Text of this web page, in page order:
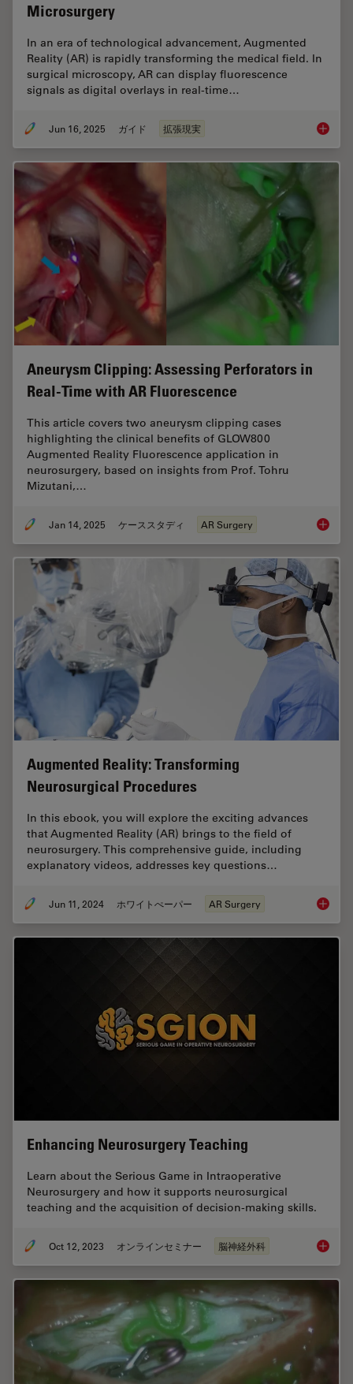
Microsurgery
In an era of technological advancement, Augmented
Reality (AR) is rapidly transforming the medical field. In
surgical microscopy, AR can display fluorescence
signals as digital overlays in real-time…
Jun 16, 2025 ガイド 拡張現実 The
Aneurysm Clipping: Assessing Perforators in
Real-Time with AR Fluorescence
This article covers two aneurysm clipping cases
highlighting the clinical benefits of GLOW800
Augmented Reality Fluorescence application in
neurosurgery, based on insights from Prof. Tohru
Mizutani,…
Jan 14, 2025 ケーススタディ AR Surgery
Augmented Reality: Transforming
Neurosurgical Procedures
In this ebook, you will explore the exciting advances
that Augmented Reality (AR) brings to the field of
neurosurgery. This comprehensive guide, including
explanatory videos, addresses key questions…
Jun 11, 2024 ホワイトぺーパー AR Surgery
Enhancing Neurosurgery Teaching
Learn about the Serious Game in Intraoperative
Neurosurgery and how it supports neurosurgical
teaching and the acquisition of decision-making skills.
Oct 12, 2023 オンラインセミナー 脳神経外科